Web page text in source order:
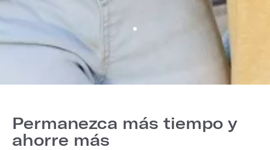
Permanezca más tiempo y
ahorre más